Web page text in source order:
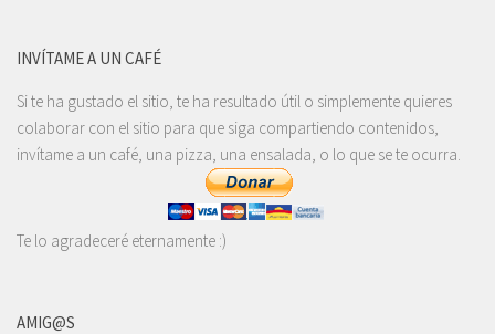
INVÍTAME A UN CAFÉ
Si te ha gustado el sitio, te ha resultado útil o simplemente quieres
colaborar con el sitio para que siga compartiendo contenidos,
invítame a un café, una pizza, una ensalada, o lo que se te ocurra.
Te lo agradeceré eternamente :)
AMIG@S